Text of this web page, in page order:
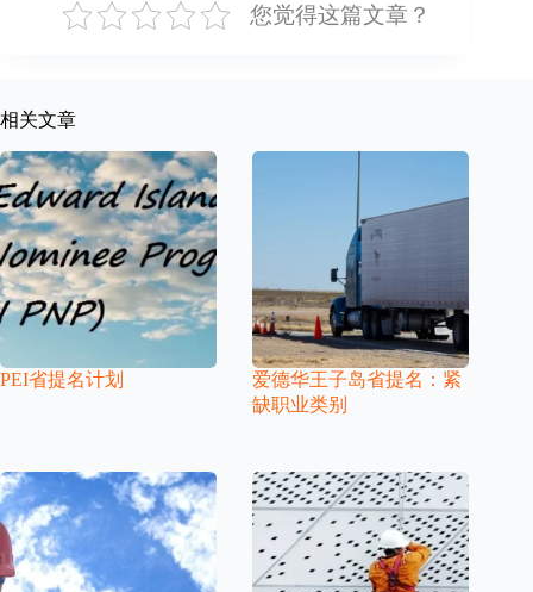
您觉得这篇文章？
相关文章
PEI省提名计划
爱德华王子岛省提名：紧
缺职业类别